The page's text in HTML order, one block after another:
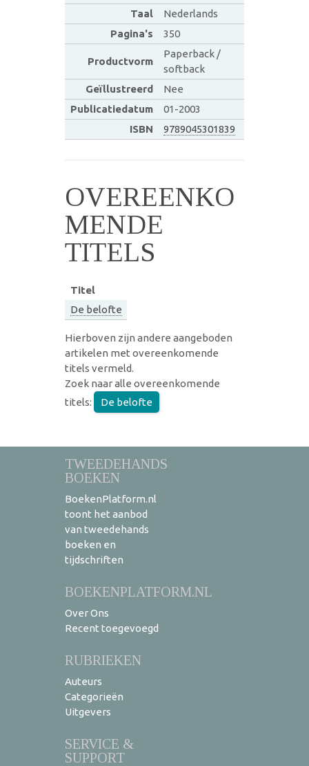
Taal
Nederlands
Pagina's
350
Productvorm
Paperback /
softback
Geïllustreerd
Nee
Publicatiedatum
01-2003
ISBN
9789045301839
OVEREENKO
MENDE
TITELS
Titel
De belofte
Hierboven zijn andere aangeboden
artikelen met overeenkomende
titels vermeld.
Zoek naar alle overeenkomende
titels:
De belofte
TWEEDEHANDS
BOEKEN
BoekenPlatform.nl
toont het aanbod
van tweedehands
boeken en
tijdschriften
BOEKENPLATFORM.NL
Over Ons
Recent toegevoegd
RUBRIEKEN
Auteurs
Categorieën
Uitgevers
SERVICE &
SUPPORT